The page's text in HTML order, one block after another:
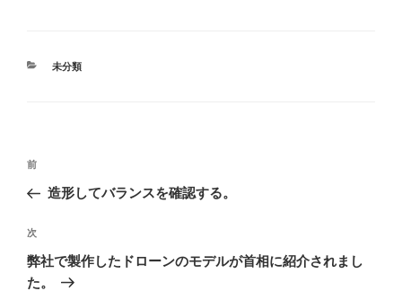
カ
未分類
投
ナ
ビ
ゲ
ー
前
の
稿
前
造形してバランスを確認する。
次
の
投
次
弊社で製作したドローンのモデルが首相に紹介されまし
た。